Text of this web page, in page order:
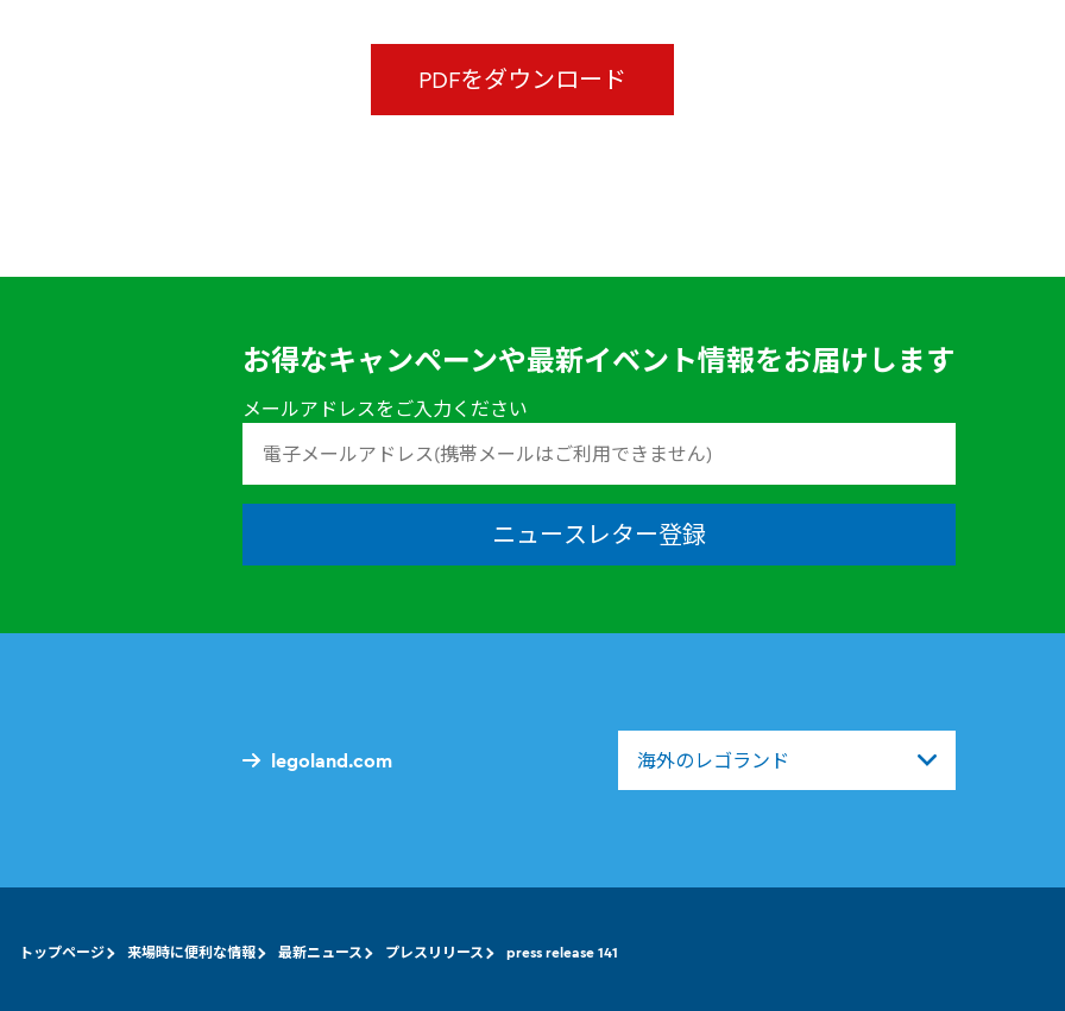
PDFをダウンロード
お得なキャンペーンや最新イベント情報をお届けします
メールアドレスをご入力ください
ニュースレター登録
legoland.com 海外のレゴランド
トップページ 来場時に便利な情報 最新ニュース プレスリリース press release 141